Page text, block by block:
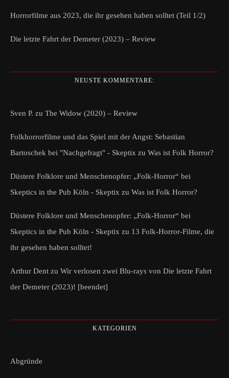
Horrorfilme aus 2023, die ihr gesehen haben solltet (Teil 1/2)
Die letzte Fahrt der Demeter (2023) – Review
NEUSTE KOMMENTARE:
Sven P. zu The Widow (2020) – Review
Folkhorrorfilme und das Spiel mit der Angst: Sebastian
Bartoschek bei "Nachgefragt" - Skeptix zu Was ist Folk Horror?
Düstere Folklore und Menschenopfer: „Folk-Horror“ bei
Skeptics in the Pub Köln - Skeptix zu Was ist Folk Horror?
Düstere Folklore und Menschenopfer: „Folk-Horror“ bei
Skeptics in the Pub Köln - Skeptix zu 13 Folk-Horror-Filme, die
ihr gesehen haben solltet!
Arthur Dent zu Wir verlosen zwei Blu-rays von Die letzte Fahrt
der Demeter (2023)! [beendet]
KATEGORIEN
Abgründe